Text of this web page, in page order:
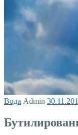
Вода Admin